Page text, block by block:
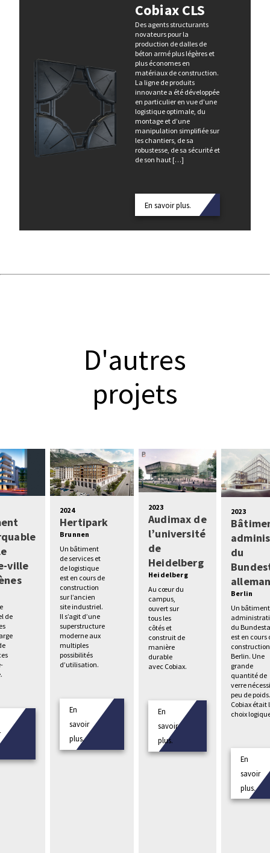
Cobiax CLS
Des agents structurants
novateurs pour la
production de dalles de
béton armé plus légères et
plus économes en
matériaux de construction.
La ligne de produits
innovante a été développée
en particulier en vue d’une
logistique optimale, du
montage et d’une
manipulation simplifiée sur
les chantiers, de sa
robustesse, de sa sécurité et
de son haut […]
En savoir plus.
D'autres
projets
ville
de
2024
Hertipark
Brunnen
Un bâtiment
de services et
de logistique
est en cours de
construction
sur l’ancien
site industriel.
Il s’agit d’une
superstructure
moderne aux
multiples
possibilités
d’utilisation.
En
savoir
plus.
2023
Audimax de
l’université
de
Heidelberg
Heidelberg
Au cœur du
campus,
ouvert sur
tous les
côtés et
construit de
manière
durable
avec Cobiax.
En
savoir
plus.
2023
du
Berlin
Un bâtiment
du
est en cours
Berlin. Une
grande
quantité de
verre
peu de
Cobiax était
choix
En
savoir
plus.